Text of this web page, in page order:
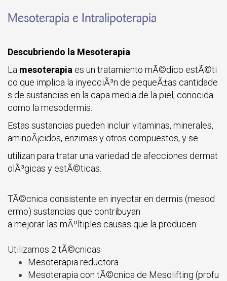
Mesoterapia e Intralipoterapia
Descubriendo la Mesoterapia
La mesoterapia es un tratamiento mÃ©dico estÃ©ti
co que implica la inyecciÃ³n de pequeÃ±as cantidade
s de sustancias en la capa media de la piel, conocida
como la mesodermis.
Estas sustancias pueden incluir vitaminas, minerales,
aminoÃ¡cidos, enzimas y otros compuestos, y se
utilizan para tratar una variedad de afecciones dermat
olÃ³gicas y estÃ©ticas.
TÃ©cnica consistente en inyectar en dermis (mesod
ermo) sustancias que contribuyan
a mejorar las mÃºltiples causas que la producen:
Utilizamos 2 tÃ©cnicas
Mesoterapia reductora
Mesoterapia con tÃ©cnica de Mesolifting (profu